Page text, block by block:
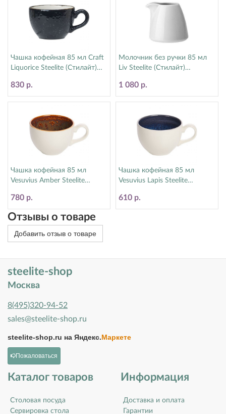
Чашка кофейная 85 мл Craft
Liquorice Steelite (Стилайт)
830 р.
Молочник без ручки 85 мл
Liv Steelite (Стилайт)
1 080 р.
Чашка кофейная 85 мл
Vesuvius Amber Steelite
780 р.
Чашка кофейная 85 мл
Vesuvius Lapis Steelite
610 р.
Отзывы о товаре
Добавить отзыв о товаре
steelite-shop
Москва
8(495)320-94-52
sales@steelite-shop.ru
steelite-shop.ru на Яндекс.Маркете
Пожаловаться
Каталог товаров
Столовая посуда
Сервировка стола
Информация
Доставка и оплата
Гарантии